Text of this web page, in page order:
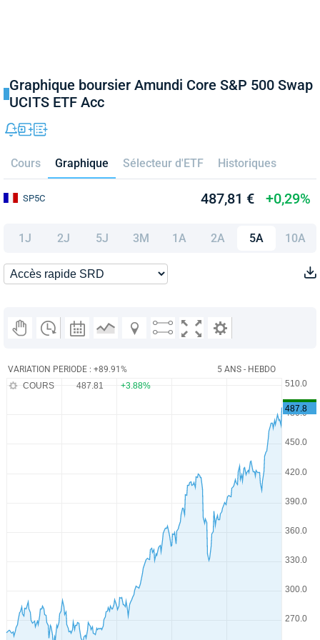
Graphique boursier Amundi Core S&P 500 Swap
UCITS ETF Acc
Cours Graphique Sélecteur d'ETF Historiques
SP5C 487,81 € +0,29%
1J 2J 5J 3M 1A 2A 5A 10A
VARIATION PERIODE : +89.91%
5 ANS - HEBDO
COURS
487.81 +3.88%